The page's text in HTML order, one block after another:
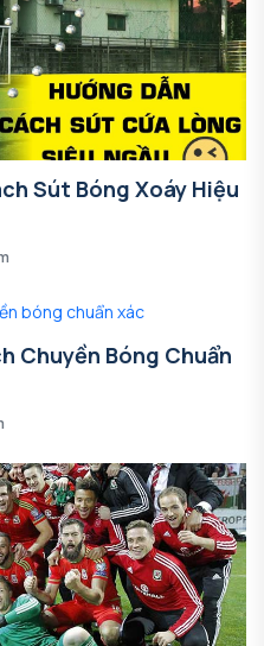
Sút Bóng Xoáy Hiệu
Chuyền Bóng Chuẩn